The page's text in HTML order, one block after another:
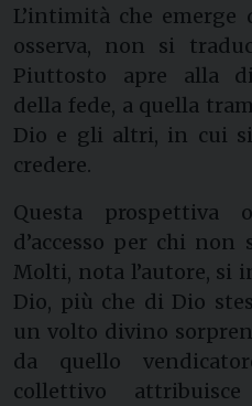
L’intimità che emerge
osserva, non si
Piuttosto apre alla
della fede, a quella
Dio e gli altri, in cui
credere.
Questa prospettiva
d’accesso per chi non
Molti, nota l’autore, si
Dio, più che di Dio
un volto divino
da quello
collettivo